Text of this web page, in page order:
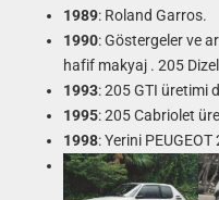
1989: Roland Garros.
1990: Göstergeler ve
hafif makyaj . 205
1993: 205 GTI üretimi
1995: 205 Cabriolet
1998: Yerini PEUGEOT